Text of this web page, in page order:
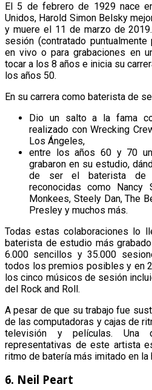
El 5 de febrero de 1929 nace
Unidos, Harold Simon Belsky
y muere el 11 de marzo de
sesión (contratado
en vivo o para grabaciones en
tocar a los 8 años e inicia su
los años 50.
En su carrera como baterista de
Dio un salto a la fama
realizado con Wrecking
Los Ángeles,
entre los años 60 y 70
grabaron en su estudio,
de ser el baterista de
reconocidas como Nancy
Monkees, Steely Dan, The
Presley y muchos más.
Todas estas colaboraciones lo
baterista de estudio más
6.000 sencillos y 35.000
todos los premios posibles y en
los cinco músicos de sesión
del Rock and Roll.
A pesar de que su trabajo fue
de las computadoras y cajas de
televisión y películas. Una
representativas de este artista
ritmo de batería más imitado en la
6. Neil Peart